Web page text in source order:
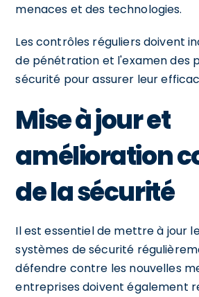
menaces et des technologies.
Les contrôles réguliers doivent
de pénétration et l'examen des
sécurité pour assurer leur
Mise à jour et
amélioration
de la sécurité
Il est essentiel de mettre à jour
systèmes de sécurité
défendre contre les nouvelles
entreprises doivent également